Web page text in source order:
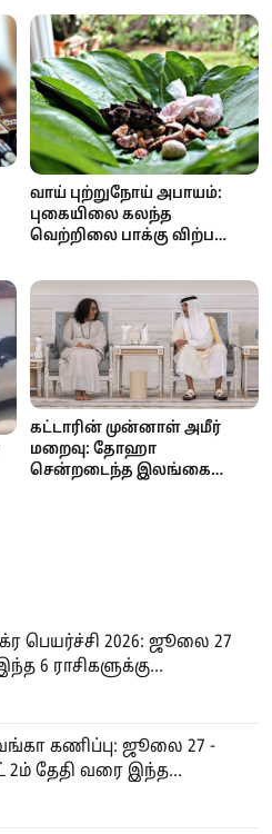
வாய் புற்றுநோய் அபாயம்:
புகையிலை கலந்த
வெற்றிலை பாக்கு விற்பனை
தடை..
கட்டாரின் முன்னாள் அமீர்
மறைவு: தோஹா
சென்றடைந்த இலங்கை
பெயர்ச்சி 2026: ஜூலை 27
6 ராசிகளுக்கு...
கணிப்பு: ஜூலை 27 -
தேதி வரை இந்த...